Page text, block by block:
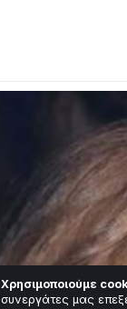
Χρησιμοποιούμε
συνεργάτες μας